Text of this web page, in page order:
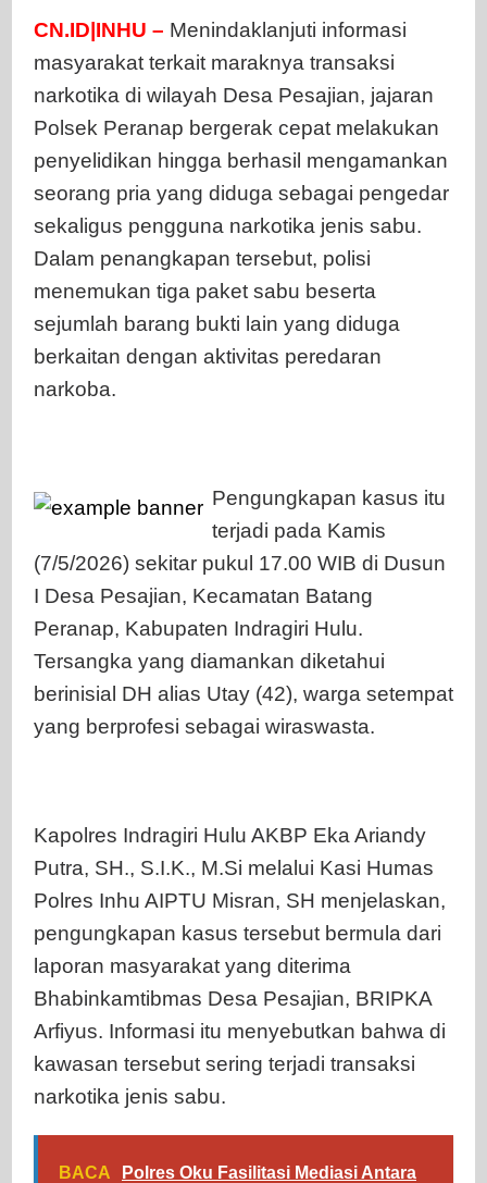
sabu
CN.ID|INHU – Menindaklanjuti informasi
masyarakat terkait maraknya transaksi
narkotika di wilayah Desa Pesajian, jajaran
Polsek Peranap bergerak cepat melakukan
penyelidikan hingga berhasil mengamankan
seorang pria yang diduga sebagai pengedar
sekaligus pengguna narkotika jenis sabu.
Dalam penangkapan tersebut, polisi
menemukan tiga paket sabu beserta
sejumlah barang bukti lain yang diduga
berkaitan dengan aktivitas peredaran
narkoba.
Pengungkapan kasus itu
terjadi pada Kamis
(7/5/2026) sekitar pukul 17.00 WIB di Dusun
I Desa Pesajian, Kecamatan Batang
Peranap, Kabupaten Indragiri Hulu.
Tersangka yang diamankan diketahui
berinisial DH alias Utay (42), warga setempat
yang berprofesi sebagai wiraswasta.
Kapolres Indragiri Hulu AKBP Eka Ariandy
Putra, SH., S.I.K., M.Si melalui Kasi Humas
Polres Inhu AIPTU Misran, SH menjelaskan,
pengungkapan kasus tersebut bermula dari
laporan masyarakat yang diterima
Bhabinkamtibmas Desa Pesajian, BRIPKA
Arfiyus. Informasi itu menyebutkan bahwa di
kawasan tersebut sering terjadi transaksi
narkotika jenis sabu.
BACA
Polres Oku Fasilitasi Mediasi Antara